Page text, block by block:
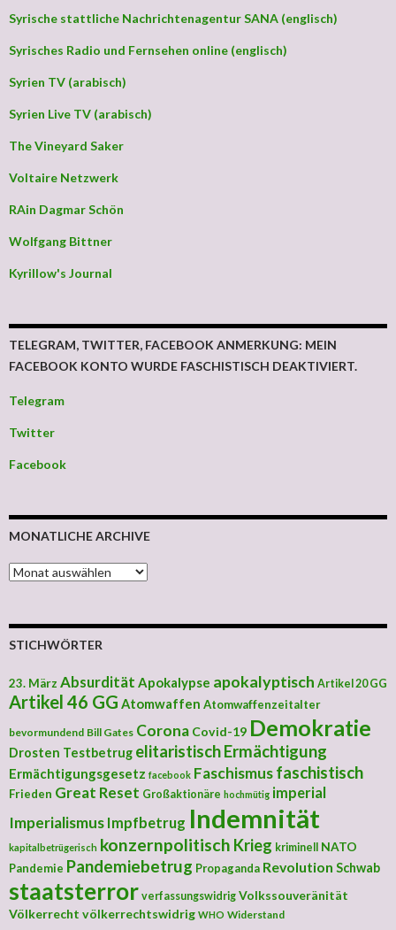
Syrische stattliche Nachrichtenagentur SANA (englisch)
Syrisches Radio und Fernsehen online (englisch)
Syrien TV (arabisch)
Syrien Live TV (arabisch)
The Vineyard Saker
Voltaire Netzwerk
RAin Dagmar Schön
Wolfgang Bittner
Kyrillow's Journal
TELEGRAM, TWITTER, FACEBOOK ANMERKUNG: MEIN
FACEBOOK KONTO WURDE FASCHISTISCH DEAKTIVIERT.
Telegram
Twitter
Facebook
MONATLICHE ARCHIVE
MONATLICHE ARCHIVE
STICHWÖRTER
23. März Absurdität Apokalypse apokalyptisch Artikel 20 GG
Artikel 46 GG Atomwaffen Atomwaffenzeitalter
bevormundend Bill Gates Corona Covid-19 Demokratie
Drosten Testbetrug elitaristischErmächtigung
Ermächtigungsgesetz facebook Faschismusfaschistisch
Frieden Great Reset Großaktionäre hochmütig imperial
Imperialismus Impfbetrug Indemnität
kapitalbetrügerisch konzernpolitisch Krieg kriminell
NATO
Pandemie Pandemiebetrug Propaganda Revolution Schwab
staatsterror verfassungswidrig Volkssouveränität
Völkerrecht völkerrechtswidrig WHO Widerstand